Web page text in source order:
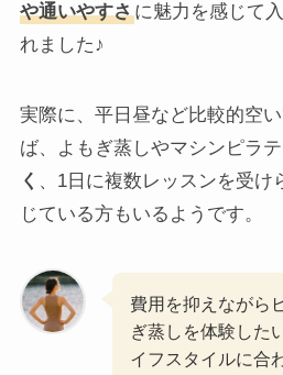
や通いやすさに魅力を感じて
れました♪
実際に、平日昼など比較的空
ば、よもぎ蒸しやマシンピラ
く 、1日に複数レッスンを受け
じている方もいるようです。
費用を抑えながら
ぎ蒸しを体験した
イフスタイルに合